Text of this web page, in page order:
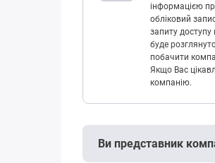
інформацією
обліковий
запиту
буде
побачити
Якщо Вас
компанію.
Ви представник